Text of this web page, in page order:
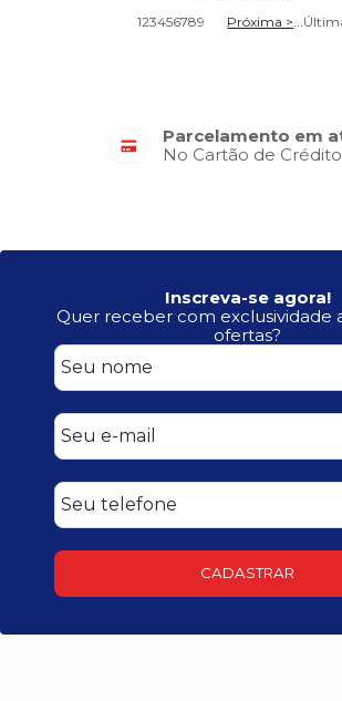
123456789 Próxima >
Parcelamento em
No Cartão de Crédito
Inscreva-se agora!
Quer receber com exclusividade
ofertas?
CADASTRAR